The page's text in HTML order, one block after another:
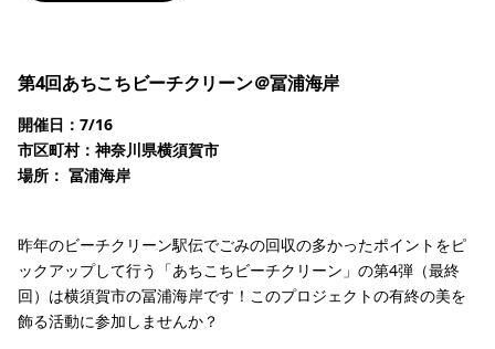
第4回あちこちビーチクリーン＠冨浦海岸
開催日：7/16
市区町村：神奈川県横須賀市
場所： 冨浦海岸
昨年のビーチクリーン駅伝でごみの回収の多かったポイントをピ
ックアップして行う「あちこちビーチクリーン」の第4弾（最終
回）は横須賀市の冨浦海岸です！このプロジェクトの有終の美を
飾る活動に参加しませんか？